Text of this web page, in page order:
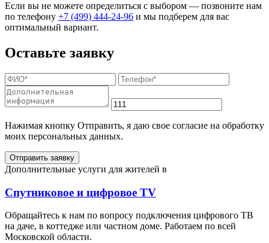
Если вы не можете определиться с выбором — позвоните нам
по телефону +7 (499) 444-24-96 и мы подберем для вас
оптимальный вариант.
Оставьте заявку
Нажимая кнопку Отправить, я даю свое согласие на обработку
моих персональных данных.
Отправить заявку
Дополнительные услуги для жителей в
Спутниковое и цифровое TV
Обращайтесь к нам по вопросу подключения цифрового ТВ
на даче, в коттедже или частном доме. Работаем по всей
Московской области.